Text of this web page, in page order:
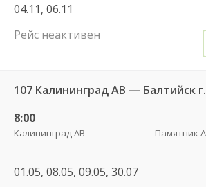
04.11, 06.11
Рейс неактивен
107 Калининград АВ — Балтийск г.
8:00
Калининград АВ
01.05, 08.05, 09.05, 30.07